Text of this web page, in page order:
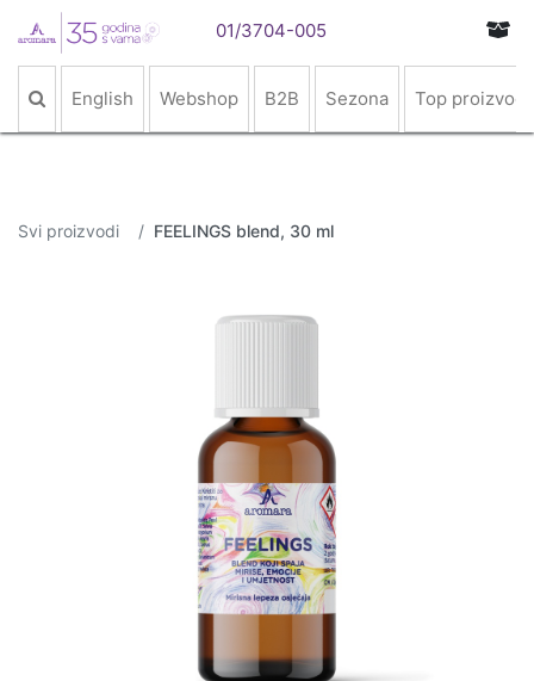
01/3704-005
English Webshop B2B Sezona Top proizvodi
Svi proizvodi FEELINGS blend, 30 ml